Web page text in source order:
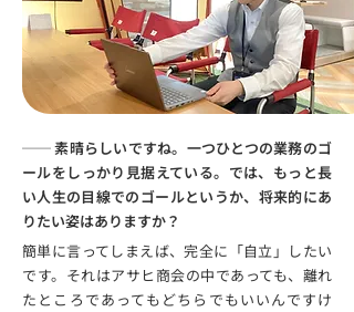
── 素晴らしいですね。一つひとつの業務のゴ
ールをしっかり見据えている。では、もっと長
い人生の目線でのゴールというか、将来的にあ
りたい姿はありますか？
簡単に言ってしまえば、完全に「自立」したい
です。それはアサヒ商会の中であっても、離れ
たところであってもどちらでもいいんですけ